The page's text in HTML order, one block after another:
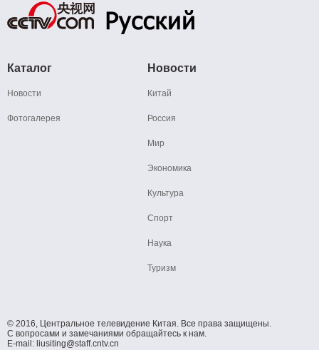
Каталог
Новости
Фотогалерея
Новости
Китай
Россия
Мир
Экономика
Культура
Спорт
Наука
Туризм
© 2016, Центральное телевидение Китая. Все права защищены.
С вопросами и замечаниями обращайтесь к нам.
E-mail: liusiting@staff.cntv.cn